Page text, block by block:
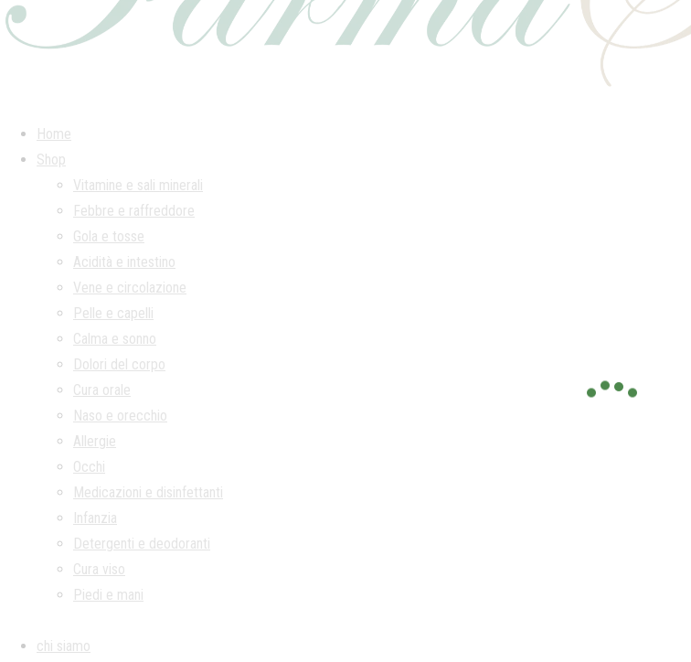
Home
Shop
Vitamine e sali minerali
Febbre e raffreddore
Gola e tosse
Acidità e intestino
Vene e circolazione
Pelle e capelli
Calma e sonno
Dolori del corpo
Cura orale
Naso e orecchio
Allergie
Occhi
Medicazioni e disinfettanti
Infanzia
Detergenti e deodoranti
Cura viso
Piedi e mani
chi siamo